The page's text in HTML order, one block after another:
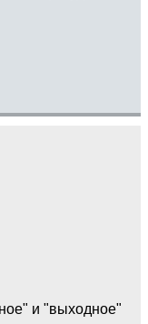
и "выходное"